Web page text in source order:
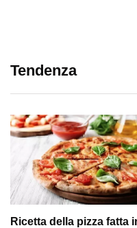
Tendenza
Ricetta della pizza fatta